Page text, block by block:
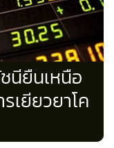
นียืนเหนือ
เยียวยาโค